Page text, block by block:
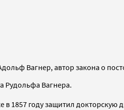
Вагнер, автор закона о
Рудольфа Вагнера.
1857 году защитил докторскую